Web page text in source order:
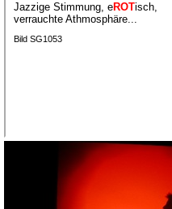
Jazzige Stimmung, eROTisch,
verrauchte Athmosphäre...
Bild SG1053